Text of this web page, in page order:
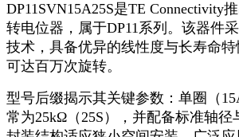
DP11SVN15A25S是TE Connectivity
转电位器，属于DP11系列。该器件
技术，具备优异的线性度与长寿命
可达百万次旋转。
型号后缀揭示其关键参数：单圈（
常为25kΩ（25S），并配备标准轴径